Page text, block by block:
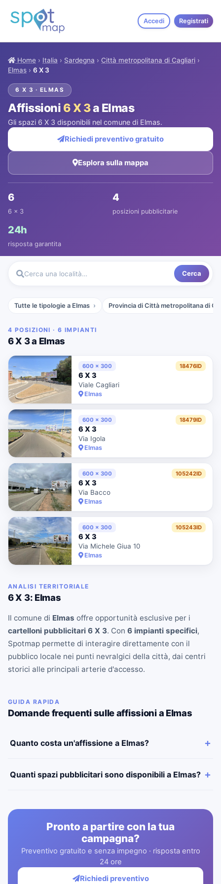
Accedi Registrati
Home › Italia › Sardegna › Città metropolitana di Cagliari ›
Elmas › 6 X 3
6 X 3 · ELMAS
Affissioni 6 X 3a Elmas
Gli spazi 6 X 3 disponibili nel comune di Elmas.
Richiedi preventivo gratuito
Esplora sulla mappa
6
6 x 3
4
posizioni pubblicitarie
24h
risposta garantita
Cerca una località… Cerca
Tutte le tipologie a Elmas Provincia di Città metropolitana di
4 POSIZIONI · 6 IMPIANTI
6 X 3 a Elmas
600 x 300 18476ID
6 X 3
Viale Cagliari
Elmas
600 x 300 18479ID
6 X 3
Via Igola
Elmas
600 x 300 105242ID
6 X 3
Via Bacco
Elmas
600 x 300 105243ID
6 X 3
Via Michele Giua 10
Elmas
ANALISI TERRITORIALE
6 X 3: Elmas
Il comune di Elmas offre opportunità esclusive per i
cartelloni pubblicitari 6 X 3. Con 6 impianti specifici,
Spotmap permette di interagire direttamente con il
pubblico locale nei punti nevralgici della città, dai centri
storici alle principali arterie d'accesso.
GUIDA RAPIDA
Domande frequenti sulle affissioni a Elmas
Quanto costa un'affissione a Elmas?
Quanti spazi pubblicitari sono disponibili a Elmas?
Pronto a partire con la tua
campagna?
Preventivo gratuito e senza impegno · risposta entro
24 ore
Richiedi preventivo